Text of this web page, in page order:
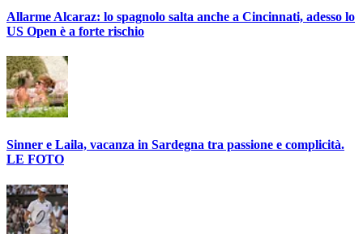
Allarme Alcaraz: lo spagnolo salta anche a Cincinnati, adesso lo
US Open è a forte rischio
Sinner e Laila, vacanza in Sardegna tra passione e complicità.
LE FOTO